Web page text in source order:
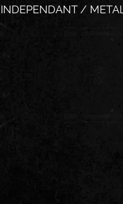
INDEPENDANT /